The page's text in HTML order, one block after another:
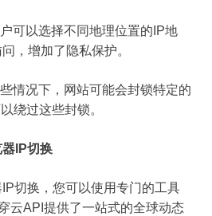
以选择不同地理位置的IP地
，增加了隐私保护。
况下，网站可能会封锁特定的
绕过这些封锁。
IP切换
换，您可以使用专门的工具
云API提供了一站式的全球动态